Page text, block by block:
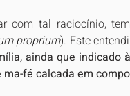
com tal raciocínio,
proprium). Este
ainda que indicado
ma-fé calcada em